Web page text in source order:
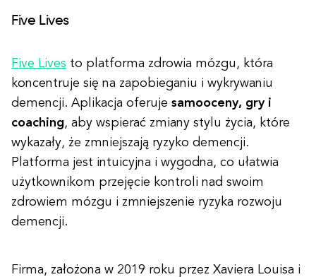
Five Lives
Five Lives to platforma zdrowia mózgu, która
koncentruje się na zapobieganiu i wykrywaniu
demencji. Aplikacja oferuje samooceny, gry i
coaching, aby wspierać zmiany stylu życia, które
wykazały, że zmniejszają ryzyko demencji.
Platforma jest intuicyjna i wygodna, co ułatwia
użytkownikom przejęcie kontroli nad swoim
zdrowiem mózgu i zmniejszenie ryzyka rozwoju
demencji.
Firma, założona w 2019 roku przez Xaviera Louisa i